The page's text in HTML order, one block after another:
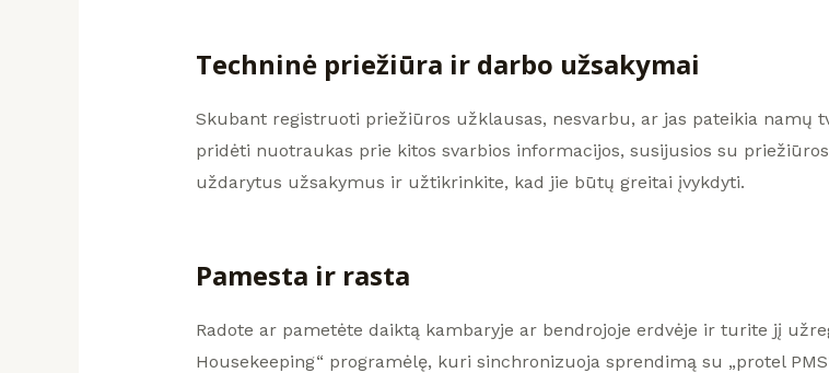
Techninė priežiūra ir darbo užsakymai
Skubant registruoti priežiūros užklausas, nesvarbu, ar jas pateikia namų
pridėti nuotraukas prie kitos svarbios informacijos, susijusios su
uždarytus užsakymus ir užtikrinkite, kad jie būtų greitai įvykdyti.
Pamesta ir rasta
Radote ar pametėte daiktą kambaryje ar bendrojoje erdvėje ir turite jį
Housekeeping“ programėlę, kuri sinchronizuoja sprendimą su „protel